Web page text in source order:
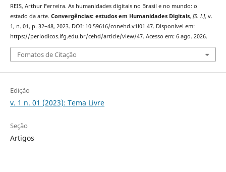
REIS, Arthur Ferreira. As humanidades digitais no Brasil e no mundo: o
estado da arte. Convergências: estudos em Humanidades Digitais, [S. l.], v.
1, n. 01, p. 32–48, 2023. DOI: 10.59616/conehd.v1i01.47. Disponível em:
https://periodicos.ifg.edu.br/cehd/article/view/47. Acesso em: 6 ago. 2026.
Fomatos de Citação
Edição
v. 1 n. 01 (2023): Tema Livre
Seção
Artigos